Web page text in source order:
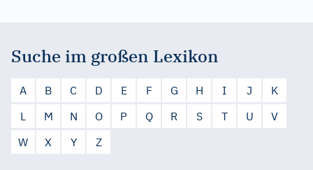
Suche im großen Lexikon
A B C D E F G H I J
K
L
M N O P Q R S T U
V
W
X Y Z